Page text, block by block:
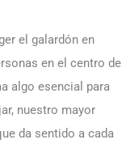
el galardón en
en el centro de
algo esencial para
nuestro mayor
da sentido a cada